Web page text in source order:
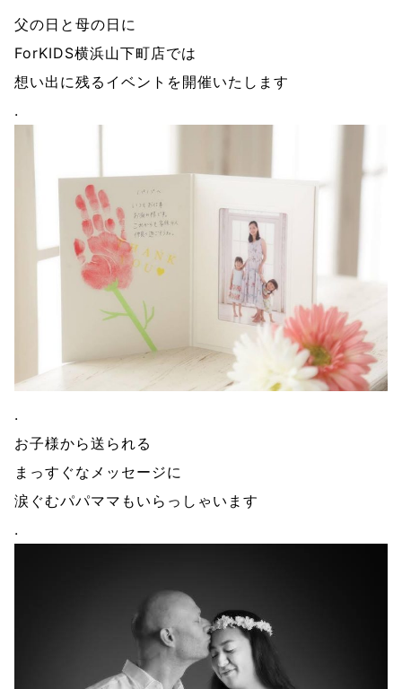
父の日と母の日に
ForKIDS横浜山下町店では
想い出に残るイベントを開催いたします
.
.
お子様から送られる
まっすぐなメッセージに
涙ぐむパパママもいらっしゃいます
.